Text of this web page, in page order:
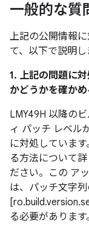
一般的な質
上記の公開情報
て、以下で説明し
1. 上記の問題に
かどうかを確か
LMY49H 以降の
ィ パッチ レベル
に対処していま
る方法について詳
ださい。この ア
は、パッチ文字
る必要があります。